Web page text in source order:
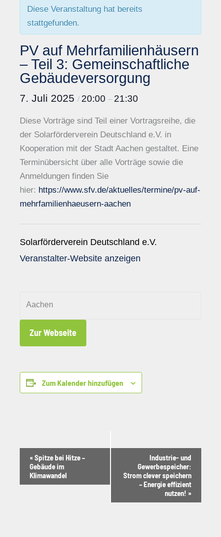
Diese Veranstaltung hat bereits
stattgefunden.
PV auf Mehrfamilienhäusern
– Teil 3: Gemeinschaftliche
Gebäudeversorgung
7. Juli 2025 / 20:00 – 21:30
Diese Vorträge sind Teil einer Vortragsreihe, die
der Solarförderverein Deutschland e.V. in
Kooperation mit der Stadt Aachen gestaltet. Eine
Terminübersicht über alle Vorträge sowie die
Anmeldungen finden Sie
hier: https://www.sfv.de/aktuelles/termine/pv-auf-
mehrfamilienhaeusern-aachen
Solarförderverein Deutschland e.V.
Veranstalter-Website anzeigen
Aachen
Zur Webseite
Zum Kalender hinzufügen
Veranstaltung-
Navigation
«Spitze bei Hitze –
Gebäude im
Klimawandel
Industrie- und
Gewerbespeicher:
Strom clever speichern
– Energie effizient
nutzen! »